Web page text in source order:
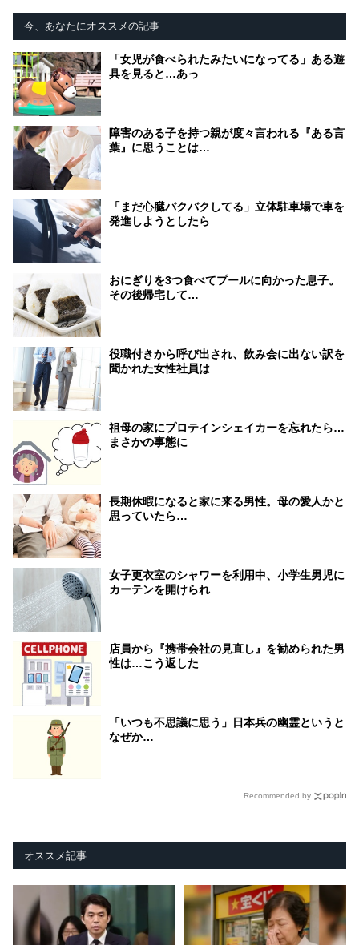
今、あなたにオススメの記事
「女児が食べられたみたいになってる」ある遊
具を見ると…あっ
障害のある子を持つ親が度々言われる『ある言
葉』に思うことは…
「まだ心臓バクバクしてる」立体駐車場で車を
発進しようとしたら
おにぎりを3つ食べてプールに向かった息子。
その後帰宅して…
役職付きから呼び出され、飲み会に出ない訳を
聞かれた女性社員は
祖母の家にプロテインシェイカーを忘れたら…
まさかの事態に
長期休暇になると家に来る男性。母の愛人かと
思っていたら…
女子更衣室のシャワーを利用中、小学生男児に
カーテンを開けられ
店員から『携帯会社の見直し』を勧められた男
性は…こう返した
「いつも不思議に思う」日本兵の幽霊というと
なぜか…
Recommended by
オススメ記事